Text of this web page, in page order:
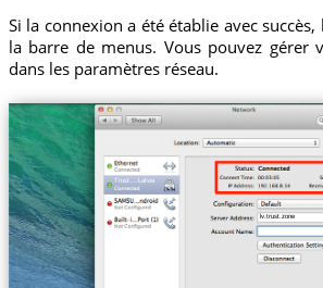
Si la connexion a été établie avec succès,
la barre de menus. Vous pouvez gérer
dans les paramètres réseau.
Trust....Latvia
lv.trust.zone